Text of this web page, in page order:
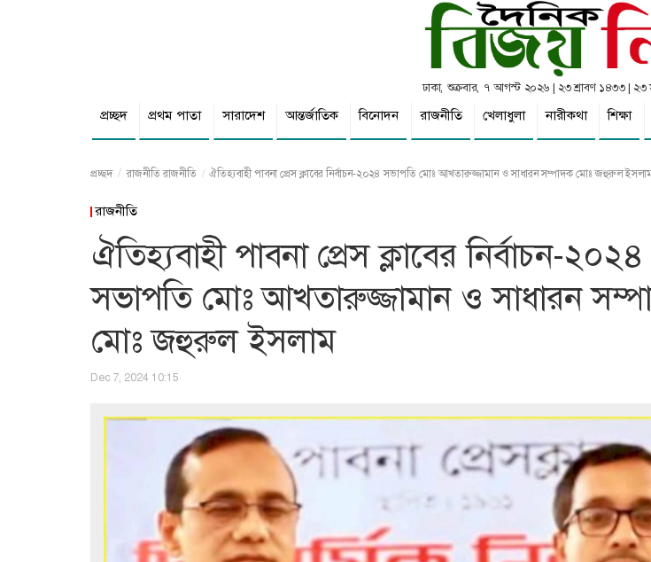
ঢাকা, শুক্রবার, ৭ আগস্ট ২০২৬ | ২৩ শ্রাবণ ১৪৩৩ |
প্রচ্ছদ প্রথম পাতা সারাদেশ আন্তর্জাতিক বিনোদন রাজনীতি খেলাধুলা নারীকথা শিক্ষা
প্রচ্ছদ রাজনীতিরাজনীতি ঐতিহ্যবাহী পাবনা প্রেস ক্লাবের নির্বাচন-২০২৪ সভাপতি মোঃ আখতারুজ্জামান ও সাধারন সম্পাদক মোঃ জহুরুল
রাজনীতি
ঐতিহ্যবাহী পাবনা প্রেস ক্লাবের নির্বাচন-২০২৪
সভাপতি মোঃ আখতারুজ্জামান ও সাধারন
মোঃ জহুরুল ইসলাম
Dec 7, 2024 10:15